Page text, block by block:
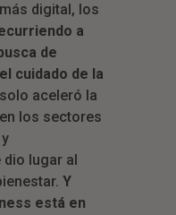
digital, los
a
de
cuidado de la
aceleró la
los sectores
lugar al
Y
está en